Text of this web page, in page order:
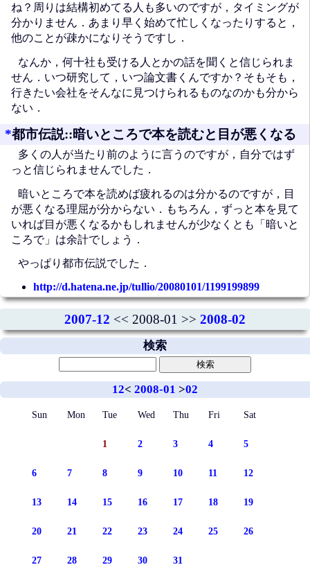
ね？周りは結構初めてる人も多いのですが，タイミングが
分かりません．あまり早く始めて忙しくなったりすると，
他のことが疎かになりそうですし．
なんか，何十社も受ける人とかの話を聞くと信じられま
せん．いつ研究して，いつ論文書くんですか？そもそも，
行きたい会社をそんなに見つけられるものなのかも分から
ない．
*都市伝説::暗いところで本を読むと目が悪くなる
多くの人が当たり前のように言うのですが，自分ではず
っと信じられませんでした．
暗いところで本を読めば疲れるのは分かるのですが，目
が悪くなる理屈が分からない．もちろん，ずっと本を見て
いれば目が悪くなるかもしれませんが少なくとも「暗いと
ころで」は余計でしょう．
やっぱり都市伝説でした．
http://d.hatena.ne.jp/tullio/20080101/1199199899
2007-12 << 2008-01 >> 2008-02
検索
12< 2008-01 >02
Sun Mon Tue Wed Thu Fri Sat
1 2 3 4 5
6 7 8 9 10 11 12
13 14 15 16 17 18 19
20 21 22 23 24 25 26
27 28 29 30 31